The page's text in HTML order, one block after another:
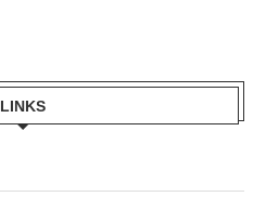
LINKS